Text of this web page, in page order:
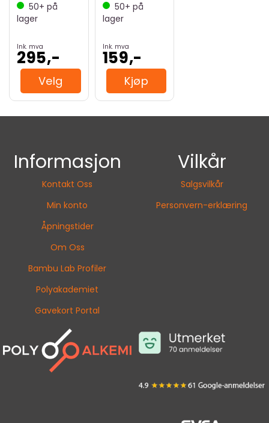
50+ på
lager
Ink. mva
295,-
Velg
50+ på
lager
Ink. mva
159,-
Kjøp
Informasjon
Kontakt Oss
Min konto
Åpningstider
Om Oss
Bambu Lab Profiler
Polyakademiet
Gavekort Portal
Vilkår
Salgsvilkår
Personvern-erklæring